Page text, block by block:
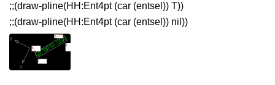
;;(draw-pline(HH:Ent4pt (car (entsel)) T))
;;(draw-pline(HH:Ent4pt (car (entsel)) nil))